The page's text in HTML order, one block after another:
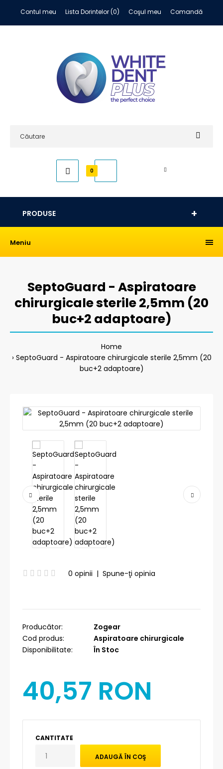
Contul meu Lista Dorintelor (0) Coşul meu Comandă
0
PRODUSE
Meniu
SeptoGuard - Aspiratoare
chirurgicale sterile 2,5mm (20
buc+2 adaptoare)
Home
SeptoGuard - Aspiratoare chirurgicale sterile 2,5mm (20
buc+2 adaptoare)
0 opinii | Spune-ţi opinia
Producător:
Zogear
Cod produs:
Aspiratoare chirurgicale
Disponibilitate:
În Stoc
40,57 RON
CANTITATE